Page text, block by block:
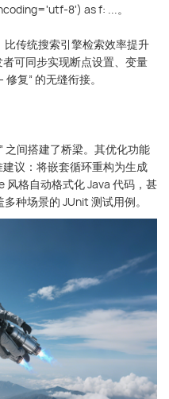
8') as f: ...。
比传统搜索引擎检索效率提升
可同步实现断点设置、变量
复” 的无缝衔接。
之间搭建了桥梁。其优化功能
议：将嵌套循环重构为生成
风格自动格式化 Java 代码，甚
种场景的 JUnit 测试用例。